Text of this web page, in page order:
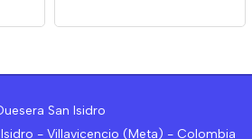
San Isidro
- Villavicencio (Meta) - Colombia